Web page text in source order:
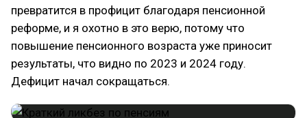
превратится в профицит благодаря пенсионной
реформе, и я охотно в это верю, потому что
повышение пенсионного возраста уже приносит
результаты, что видно по 2023 и 2024 году.
Дефицит начал сокращаться.